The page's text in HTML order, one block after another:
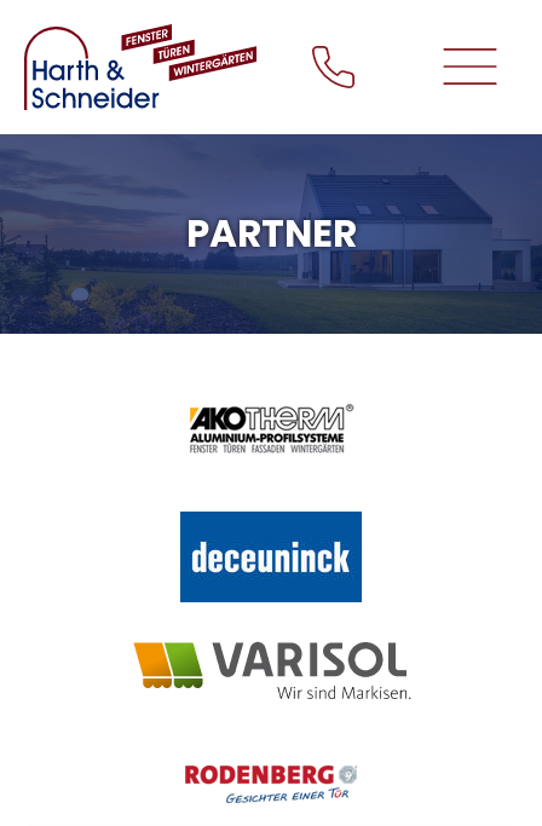
PARTNER
Unternehmen
Kontakt
Impressum
Datenschutz